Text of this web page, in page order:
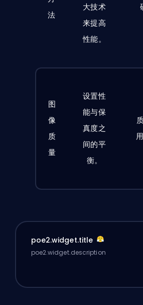
法
大技术
来提高
性能。
图
像
质
量
设置性
能与保
真度之
间的平
衡。
poe2.widget.title
poe2.widget.description